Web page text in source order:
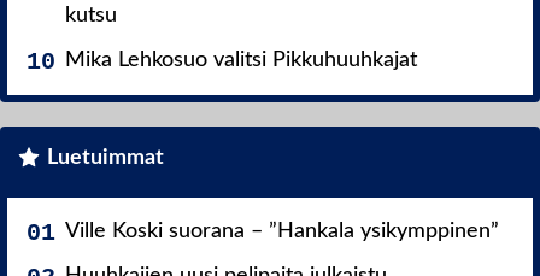
kutsu
Mika Lehkosuo valitsi Pikkuhuuhkajat
Luetuimmat
Ville Koski suorana – ”Hankala ysikymppinen”